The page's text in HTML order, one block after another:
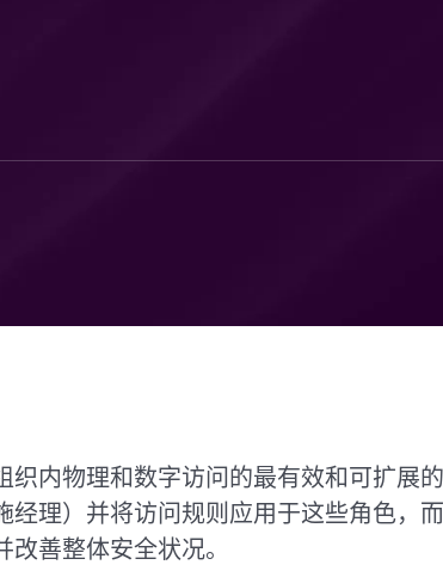
内物理和数字访问的最有效和可扩展
理）并将访问规则应用于这些角色，
善整体安全状况。